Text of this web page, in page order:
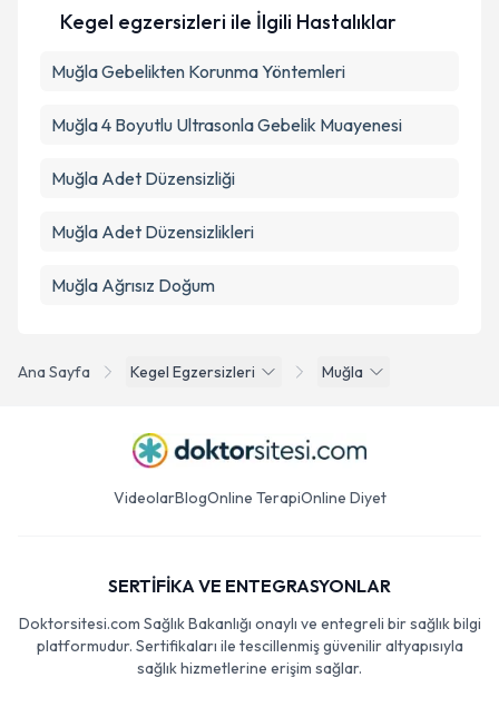
Ana Sayfa Kegel Egzersizleri Muğla
Kegel egzersizleri ile İlgili Hastalıklar
Muğla Gebelikten Korunma Yöntemleri
Muğla 4 Boyutlu Ultrasonla Gebelik Muayenesi
Muğla Adet Düzensizliği
Muğla Adet Düzensizlikleri
Muğla Ağrısız Doğum
VideolarBlogOnline TerapiOnline Diyet
SERTİFİKA VE ENTEGRASYONLAR
Doktorsitesi.com Sağlık Bakanlığı onaylı ve entegreli bir sağlık bilgi
platformudur. Sertifikaları ile tescillenmiş güvenilir altyapısıyla
sağlık hizmetlerine erişim sağlar.